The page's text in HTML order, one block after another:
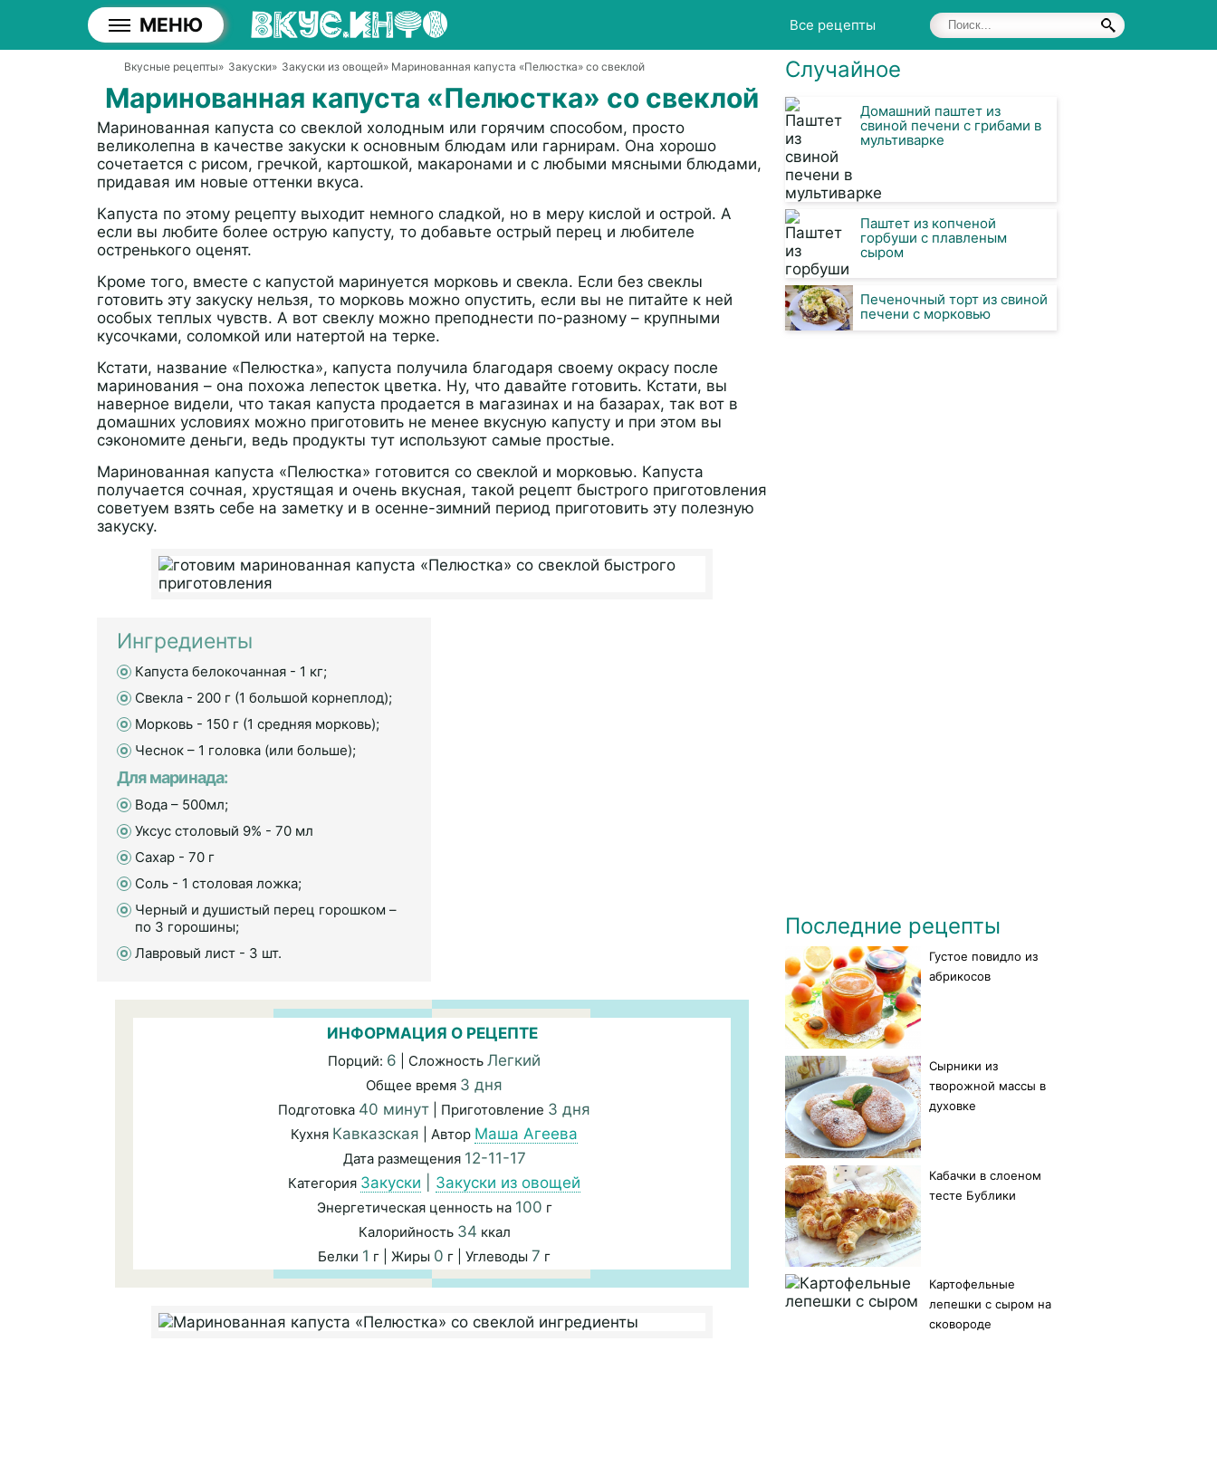
МЕНЮ Все рецепты
Вкусные рецепты» Закуски» Закуски из овощей» Маринованная капуста «Пелюстка» со свеклой
Маринованная капуста «Пелюстка» со свеклой
Маринованная капуста со свеклой холодным или горячим способом, просто
великолепна в качестве закуски к основным блюдам или гарнирам. Она хорошо
сочетается с рисом, гречкой, картошкой, макаронами и с любыми мясными блюдами,
придавая им новые оттенки вкуса.
Капуста по этому рецепту выходит немного сладкой, но в меру кислой и острой. А
если вы любите более острую капусту, то добавьте острый перец и любителе
остренького оценят.
Кроме того, вместе с капустой маринуется морковь и свекла. Если без свеклы
готовить эту закуску нельзя, то морковь можно опустить, если вы не питайте к ней
особых теплых чувств. А вот свеклу можно преподнести по-разному – крупными
кусочками, соломкой или натертой на терке.
Кстати, название «Пелюстка», капуста получила благодаря своему окрасу после
маринования – она похожа лепесток цветка. Ну, что давайте готовить. Кстати, вы
наверное видели, что такая капуста продается в магазинах и на базарах, так вот в
домашних условиях можно приготовить не менее вкусную капусту и при этом вы
сэкономите деньги, ведь продукты тут используют самые простые.
Маринованная капуста «Пелюстка» готовится со свеклой и морковью. Капуста
получается сочная, хрустящая и очень вкусная, такой рецепт быстрого приготовления
советуем взять себе на заметку и в осенне-зимний период приготовить эту полезную
закуску.
Ингредиенты
Капуста белокочанная - 1 кг;
Свекла - 200 г (1 большой корнеплод);
Морковь - 150 г (1 средняя морковь);
Чеснок – 1 головка (или больше);
Для маринада:
Вода – 500мл;
Уксус столовый 9% - 70 мл
Сахар - 70 г
Соль - 1 столовая ложка;
Черный и душистый перец горошком –
по 3 горошины;
Лавровый лист - 3 шт.
ИНФОРМАЦИЯ О РЕЦЕПТЕ
Порций: 6 | Сложность Легкий
Общее время 3 дня
Подготовка 40 минут | Приготовление 3 дня
Кухня Кавказская | Автор Маша Агеева
Дата размещения 12-11-17
Категория Закуски Закуски из овощей
Энергетическая ценность на 100 г
Калорийность 34 ккал
Белки 1 г | Жиры 0 г | Углеводы 7 г
Случайное
Домашний паштет из
свиной печени с грибами в
мультиварке
Паштет из копченой
горбуши с плавленым
сыром
Печеночный торт из свиной
печени с морковью
Последние рецепты
Густое повидло из
абрикосов
Сырники из
творожной массы в
духовке
Кабачки в слоеном
тесте Бублики
Картофельные
лепешки с сыром на
сковороде